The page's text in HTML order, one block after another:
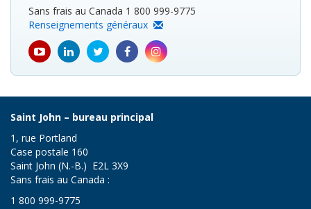
Sans frais au Canada 1 800 999-9775
Renseignements généraux
youtube
icon
Linkedin
icon
Twitter
icon
Facebook
icon
Instagram
icon
Saint John – bureau principal
1, rue Portland
Case postale 160
Saint John (N.-B.) E2L 3X9
Sans frais au Canada :
1 800 999-9775